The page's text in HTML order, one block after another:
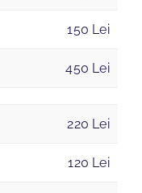
150 Lei
450 Lei
220 Lei
120 Lei